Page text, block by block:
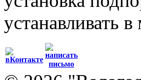
устанавливать